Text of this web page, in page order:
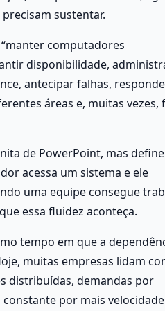
sustentar.
computadores
disponibilidade,
antecipar falhas,
áreas e, muitas vezes,
de PowerPoint, mas define
acessa um sistema e ele
uma equipe consegue
essa fluidez aconteça.
tempo em que a
muitas empresas lidam
distribuídas, demandas por
por mais